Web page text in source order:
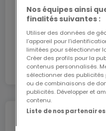
En partenariat avec
Déménagez
Nos équipes ainsi
finalités suivantes :
Utiliser des données de
l’appareil pour
limitées pour sélectionner
Créer des profils pour la
contenus personnalisés.
sélectionner des
ou de combinaisons de
publicités. Développer et
contenu.
Liste de nos partenaires